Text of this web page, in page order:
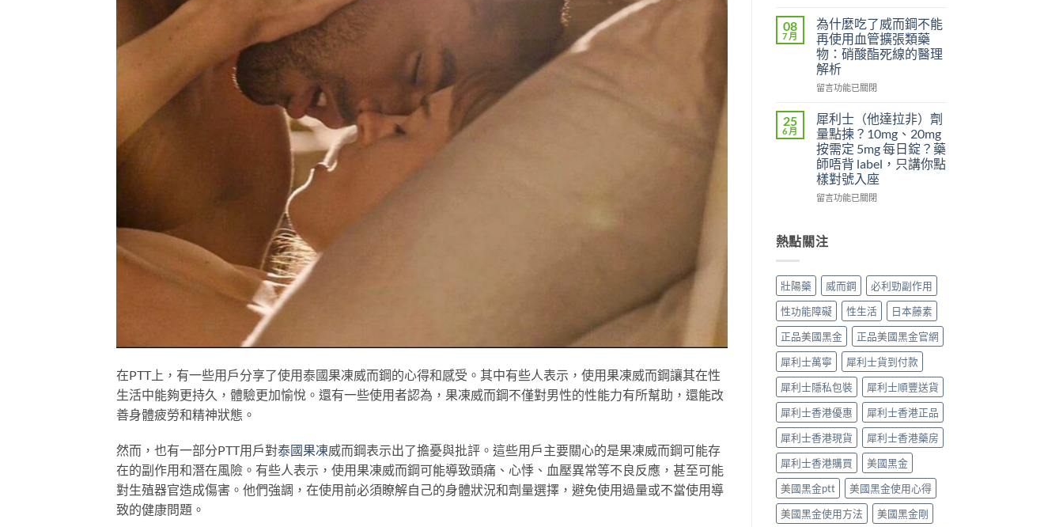
在PTT上，有一些用戶分享了使用泰國果凍威而鋼的心得和感受。其中有些人表示，使用果凍威而鋼讓其在性
生活中能夠更持久，體驗更加愉悅。還有一些使用者認為，果凍威而鋼不僅對男性的性能力有所幫助，還能改
善身體疲勞和精神狀態。
然而，也有一部分PTT用戶對泰國果凍威而鋼表示出了擔憂與批評。這些用戶主要關心的是果凍威而鋼可能存
在的副作用和潛在風險。有些人表示，使用果凍威而鋼可能導致頭痛、心悸、血壓異常等不良反應，甚至可能
對生殖器官造成傷害。他們強調，在使用前必須瞭解自己的身體狀況和劑量選擇，避免使用過量或不當使用導
致的健康問題。
別
急
著
怪
藥，
先
懂
這
5
件
事〉
中
為
什
麼
換
每
日
利
士
5mg
反
而
更
穩？〉
人
40
歲
後
不
夠
使
用
威
而
鋼
效
果
勃
起
度〉
08
7 月
為什麼吃了威而鋼不能
再使用血管擴張類藥
物：硝酸酯死線的醫理
解析
在
什
麼
吃
了
威
而
鋼
再
使
血
擴
張
類
藥
物：
硝
酸
酯
死
線
的
醫
理
解
析〉
中
留言功能已關閉
25
6 月
犀利士（他達拉非）劑
量點揀？10mg、20mg
按需定 5mg 每日錠？藥
師唔背 label，只講你點
樣對號入座
在
士
（他
拉
非）
劑
量
點
揀？
10mg、
20mg
按
需
定
5mg
每
日
錠？
藥
師
唔
背
留言功能已關閉
熱點關注
壯陽藥 威而鋼
必利勁副作用
性功能障礙
性生活
日本藤素
正品美國黑金
正品美國黑金官網
犀利士萬寧
犀利士貨到付款
犀利士隱私包裝
犀利士順豐送貨
犀利士香港優惠
犀利士香港正品
犀利士香港現貨
犀利士香港藥房
犀利士香港購買
美國黑金
美國黑金ptt
美國黑金使用心得
美國黑金使用方法
美國黑金剛